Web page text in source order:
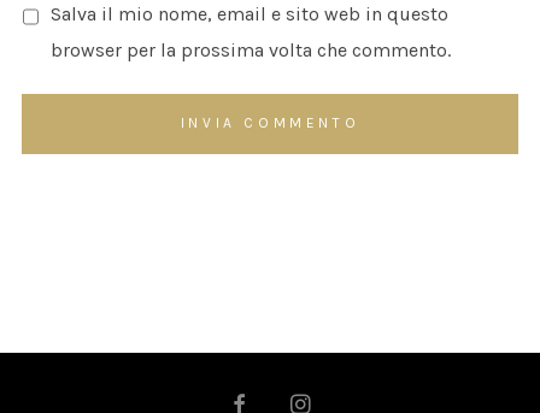
Salva il mio nome, email e sito web in questo
browser per la prossima volta che commento.